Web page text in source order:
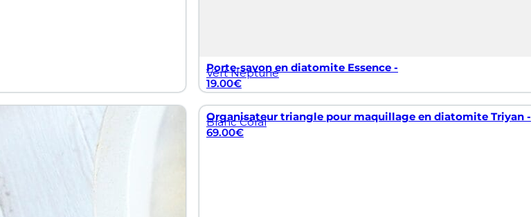
Porte-savon en diatomite Essence -
Vert Neptune
19.00€
Organisateur triangle pour maquillage en diatomite Triyan -
Blanc Coral
69.00€